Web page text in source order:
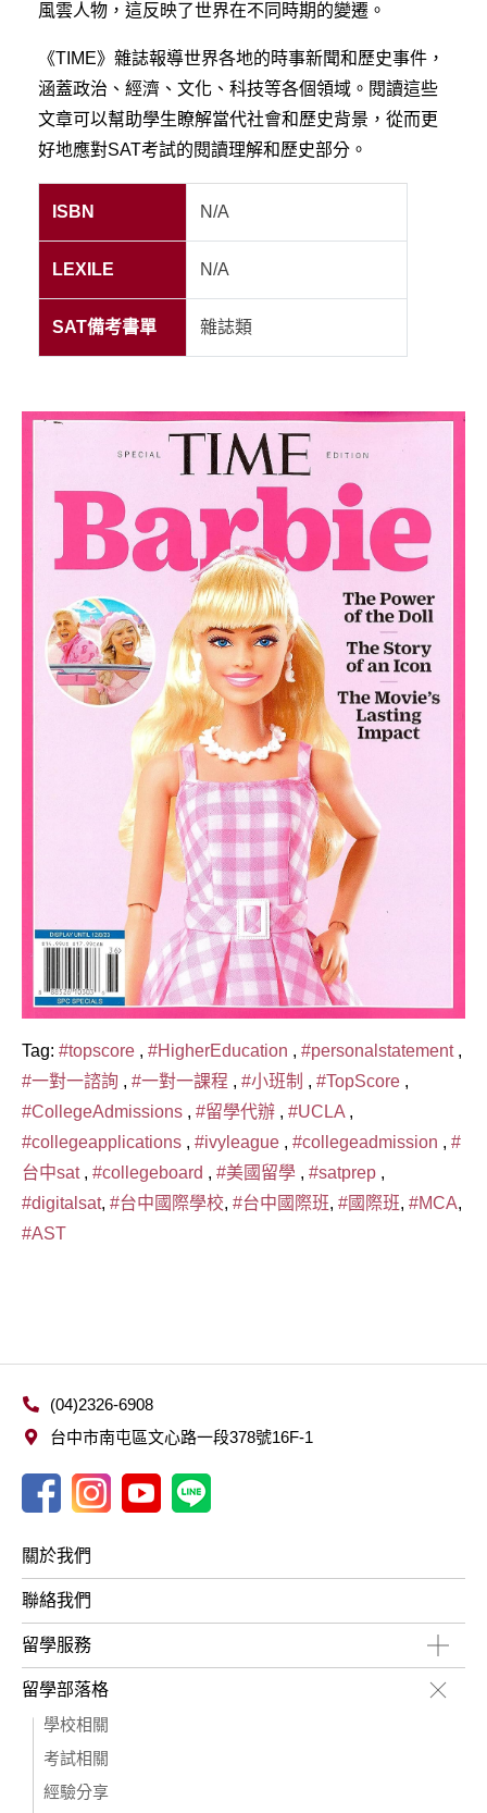
風雲人物，這反映了世界在不同時期的變遷。
《TIME》雜誌報導世界各地的時事新聞和歷史事件，
涵蓋政治、經濟、文化、科技等各個領域。閱讀這些
文章可以幫助學生瞭解當代社會和歷史背景，從而更
好地應對SAT考試的閱讀理解和歷史部分。
ISBN N/A
LEXILE N/A
SAT備考書單 雜誌類
Tag: #topscore , #HigherEducation , #personalstatement ,
#一對一諮詢 , #一對一課程 , #小班制 , #TopScore ,
#CollegeAdmissions , #留學代辦 , #UCLA ,
#collegeapplications , #ivyleague , #collegeadmission , #
台中sat , #collegeboard , #美國留學 , #satprep ,
#digitalsat, #台中國際學校, #台中國際班, #國際班, #MCA,
#AST
(04)2326-6908
台中市南屯區文心路一段378號16F-1
關於我們
聯絡我們
留學服務
留學部落格
學校相關
考試相關
經驗分享